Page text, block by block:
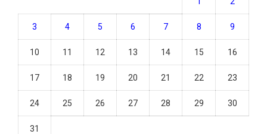
3 4 5 6 7 8 9
10 11 12 13 14 15 16
17 18 19 20 21 22 23
24 25 26 27 28 29 30
31